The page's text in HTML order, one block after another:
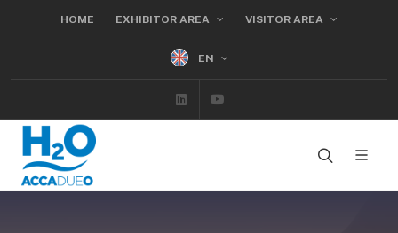
HOME EXHIBITOR AREA VISITOR AREA
EN
Linkedin